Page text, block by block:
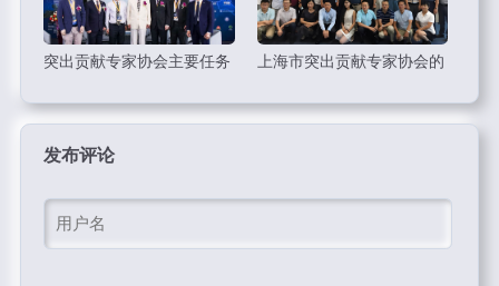
突出贡献专家协会主要任务 上海市突出贡献专家协会的
发布评论